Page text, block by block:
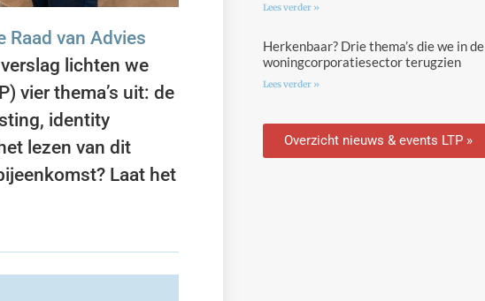
Raad van Advies
lichten we
vier thema’s uit: de
identity
lezen van dit
Laat het
Lees verder »
Herkenbaar? Drie thema’s die we in de
woningcorporatiesector terugzien
Lees verder »
Overzicht nieuws & events LTP »